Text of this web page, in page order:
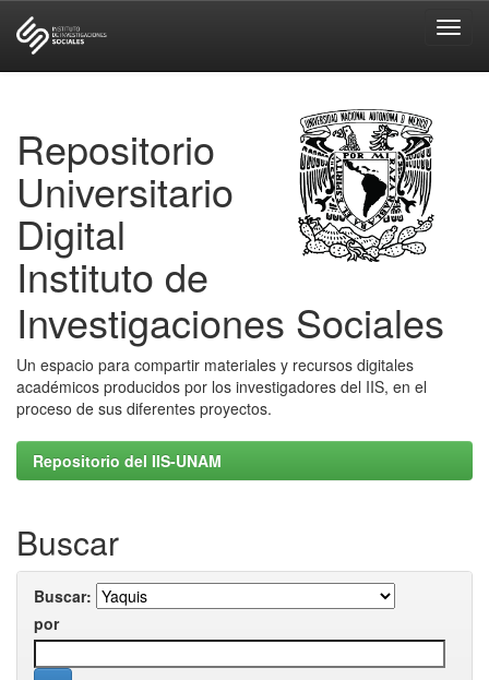
Repositorio
Universitario
Digital
Instituto de
Investigaciones Sociales
Un espacio para compartir materiales y recursos digitales
académicos producidos por los investigadores del IIS, en el
proceso de sus diferentes proyectos.
Repositorio del IIS-UNAM
Buscar
Buscar:
por